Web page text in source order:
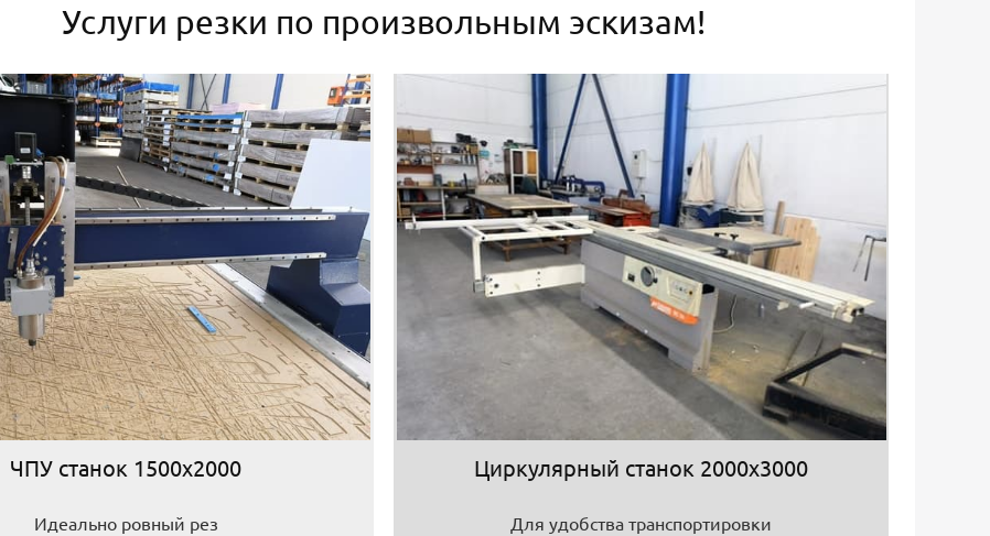
Услуги резки по произвольным эскизам!
ЧПУ станок 1500х2000
Идеально ровный рез
Циркулярный станок 2000х3000
Для удобства транспортировки